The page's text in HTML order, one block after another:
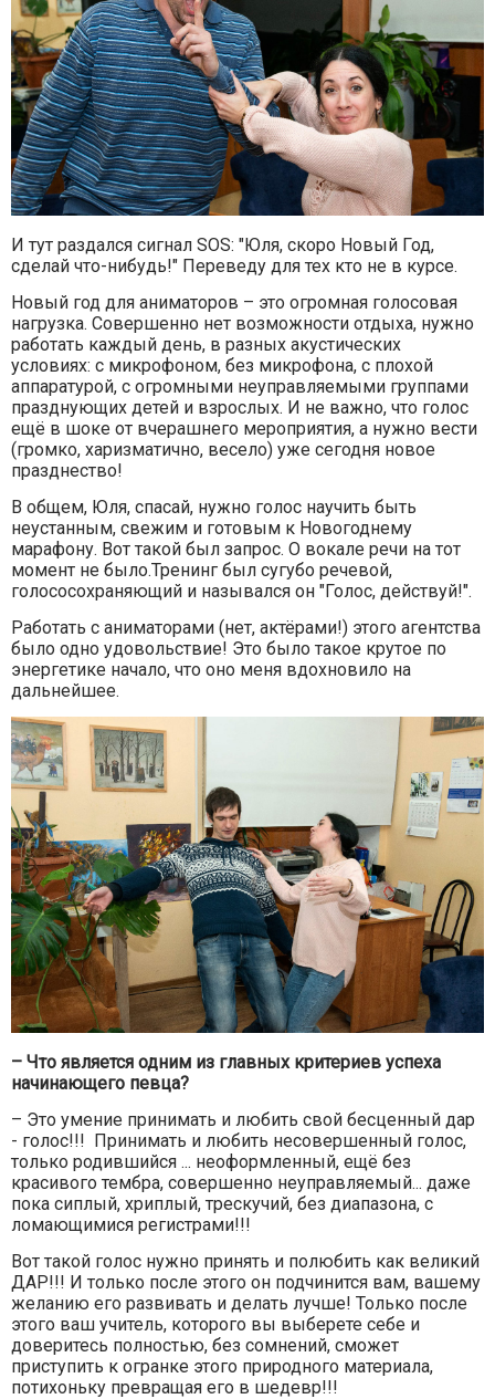
И тут раздался сигнал SOS: "Юля, скоро Новый Год,
сделай что-нибудь!" Переведу для тех кто не в курсе.
Новый год для аниматоров – это огромная голосовая
нагрузка. Совершенно нет возможности отдыха, нужно
работать каждый день, в разных акустических
условиях: с микрофоном, без микрофона, с плохой
аппаратурой, с огромными неуправляемыми группами
празднующих детей и взрослых. И не важно, что голос
ещё в шоке от вчерашнего мероприятия, а нужно вести
(громко, харизматично, весело) уже сегодня новое
празднество!
В общем, Юля, спасай, нужно голос научить быть
неустанным, свежим и готовым к Новогоднему
марафону. Вот такой был запрос. О вокале речи на тот
момент не было.Тренинг был сугубо речевой,
голососохраняющий и назывался он "Голос, действуй!".
Работать с аниматорами (нет, актёрами!) этого агентства
было одно удовольствие! Это было такое крутое по
энергетике начало, что оно меня вдохновило на
дальнейшее.
– Что является одним из главных критериев успеха
начинающего певца?
– Это умение принимать и любить свой бесценный дар
- голос!!! Принимать и любить несовершенный голос,
только родившийся ... неоформленный, ещё без
красивого тембра, совершенно неуправляемый... даже
пока сиплый, хриплый, трескучий, без диапазона, с
ломающимися регистрами!!!
Вот такой голос нужно принять и полюбить как великий
ДАР!!! И только после этого он подчинится вам, вашему
желанию его развивать и делать лучше! Только после
этого ваш учитель, которого вы выберете себе и
доверитесь полностью, без сомнений, сможет
приступить к огранке этого природного материала,
потихоньку превращая его в шедевр!!!